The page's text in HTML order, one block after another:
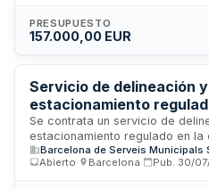
comprende estudios previos,
proyecto final con duración de
PRESUPUESTO
157.000,00 EUR
Servicio de delineación
estacionamiento
Se contrata un servicio de
estacionamiento regulado en la
adjudicatario debe aportar
estación de trabajo con
Barcelona de Serveis Municipals
Abierto
Barcelona Pub. 30/